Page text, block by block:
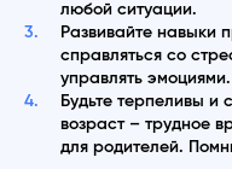
любой ситуации.
Развивайте навыки
справляться со
управлять эмоциями.
Будьте терпеливы и
возраст – трудное
для родителей.